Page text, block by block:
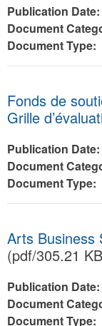
Publication Date:
Document
Document Type:
Fonds de
Grille
Publication Date:
Document
Document Type:
Arts Business
(pdf/305.21
Publication Date:
Document
Document Type: